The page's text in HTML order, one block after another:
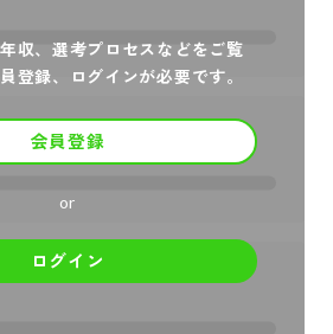
収、選考プロセスなどをご覧
登録、ログインが必要です。
会員登録
or
ログイン